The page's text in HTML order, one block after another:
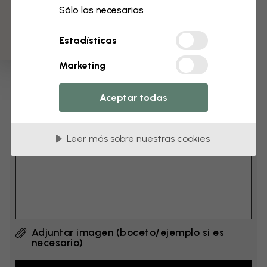
Añade 6–10 cm al ancho y a la altura
Añadir comentario
Comentario (English) #1
Adjuntar imagen (boceto/ejemplo si es
necesario)
Sólo las necesarias
Estadísticas
Marketing
Aceptar todas
Leer más sobre nuestras cookies